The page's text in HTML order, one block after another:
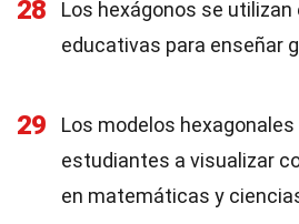
28
Los hexágonos se
educativas para enseñar
29
Los modelos hexagonales
estudiantes a visualizar
en matemáticas y